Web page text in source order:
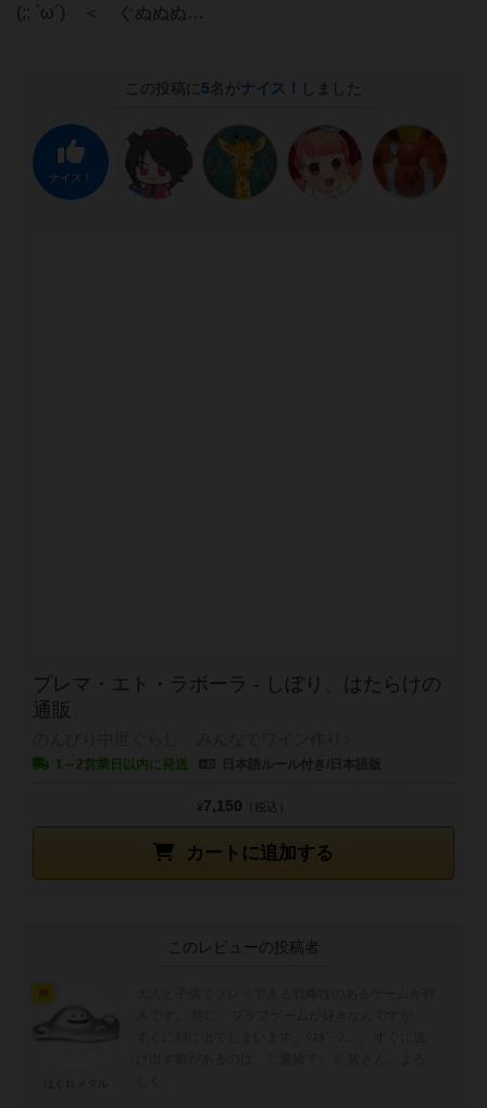
(;; `ω´) ＜ ぐぬぬぬ…
この投稿に 5名がナイス！ しました
ナイス！
プレマ・エト・ラボーラ - しぼり、はたらけの
通販
1～2営業日以内に発送
カートに追加する
¥7,150 （税込）
このレビューの投稿者